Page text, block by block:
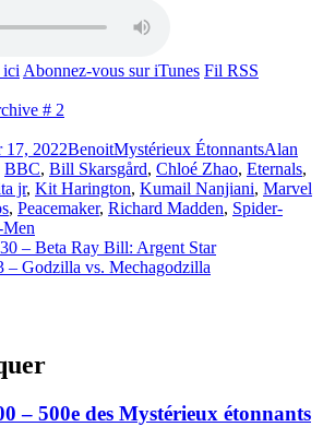
ici Abonnez-vous sur iTunes Fil RSS
# 2
17, 2022BenoitCatégories
Mystérieux ÉtonnantsAlan
BBC, Bill Skarsgård, Chloé Zhao, Eternals,
jr, Kit Harington, Kumail Nanjiani, Marvel
, Peacemaker, Richard Madden, Spider-
– Beta Ray Bill: Argent Star
– Godzilla vs. Mechagodzilla
– 500e des Mystérieux étonnants